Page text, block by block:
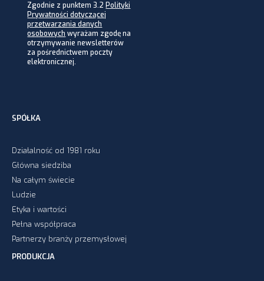
Zgodnie z punktem 3.2 Polityki
Prywatności dotyczącej
przetwarzania danych
osobowych wyrażam zgodę na
otrzymywanie newsletterów
za pośrednictwem poczty
elektronicznej.
SPÓŁKA
Działalność od 1981 roku
Główna siedziba
Na całym świecie
Ludzie
Etyka i wartości
Pełna współpraca
Partnerzy branży przemysłowej
PRODUKCJA